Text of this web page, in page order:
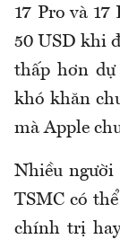
17 Pro và
50 USD khi
thấp hơn
khó khăn
mà Apple
Nhiều người
TSMC có
chính trị